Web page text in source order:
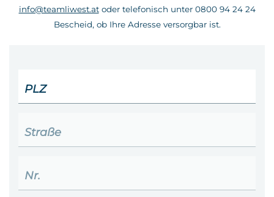
info@teamliwest.atoder telefonisch unter 0800 94 24 24
Bescheid, ob Ihre Adresse versorgbar ist.
PLZ
Straße
Nr.